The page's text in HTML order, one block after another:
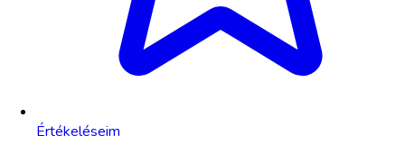
Értékeléseim